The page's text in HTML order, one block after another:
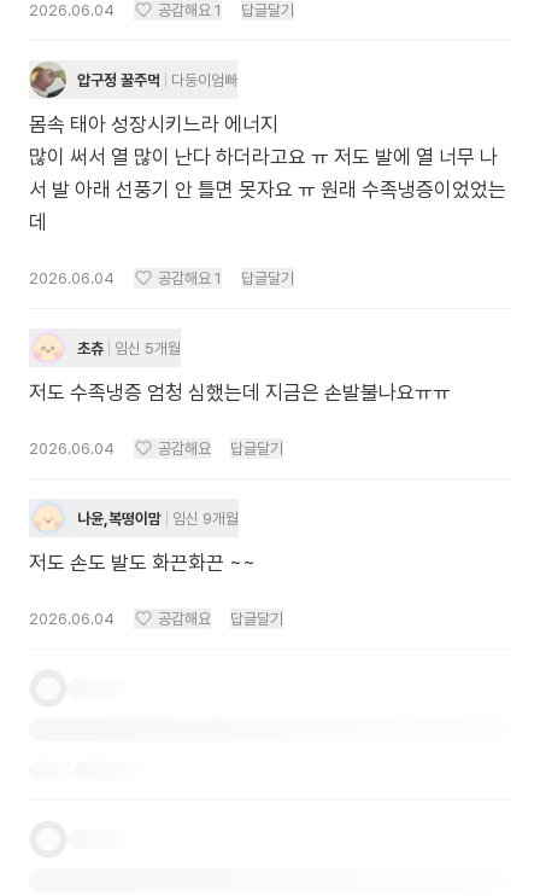
2026.06.04 공감해요 1 답글달기
압구정 꿀주먹 다둥이엄빠
몸속 태아 성장시키느라 에너지
많이 써서 열 많이 난다 하더라고요 ㅠ 저도 발에 열 너무 나
서 발 아래 선풍기 안 틀면 못자요 ㅠ 원래 수족냉증이었었는
데
2026.06.04 공감해요 1 답글달기
초츄 임신 5개월
저도 수족냉증 엄청 심했는데 지금은 손발불나요ㅠㅠ
2026.06.04 공감해요 답글달기
나윤,복떵이맘 임신 9개월
저도 손도 발도 화끈화끈 ~~
2026.06.04 공감해요 답글달기